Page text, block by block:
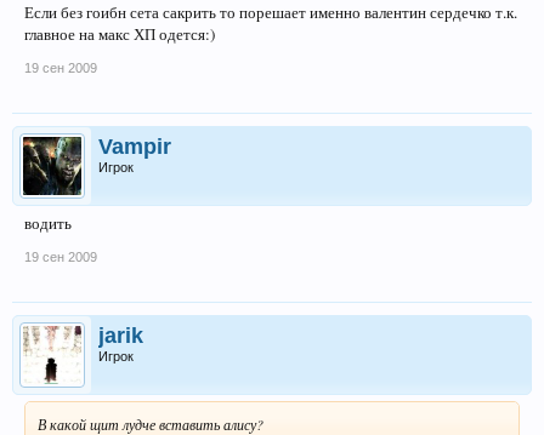
Если без гоибн сета сакрить то порешает именно валентин сердечко т.к.
главное на макс ХП одется:)
19 сен 2009
Vampir
Игрок
водить
19 сен 2009
jarik
Игрок
В какой щит лудче вставить алису?